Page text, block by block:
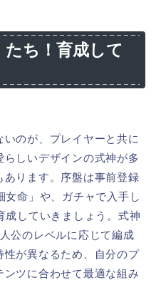
たち！育成して
いのが、プレイヤーと共に
しいデザインの式神が多
あります。序盤は事前登録
命」や、ガチャで入手し
成していきましょう。式神
公のレベルに応じて編成
が異なるため、自分のプ
ツに合わせて最適な組み